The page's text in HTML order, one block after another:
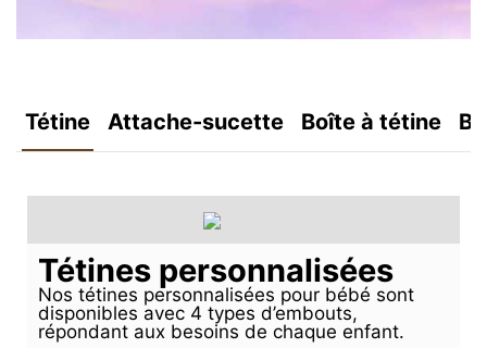
Tétine Attache-sucette Boîte à tétine
Tétines personnalisées
Nos tétines personnalisées pour bébé sont
disponibles avec 4 types d’embouts,
répondant aux besoins de chaque enfant.